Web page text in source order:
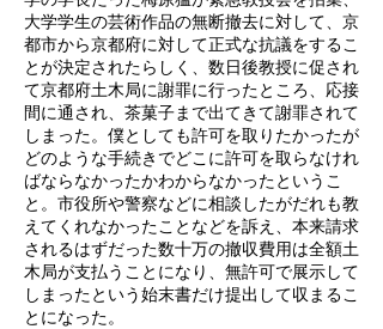
大学学生の芸術作品の無断撤去に対して、京
都市から京都府に対して正式な抗議をするこ
とが決定されたらしく、数日後教授に促され
て京都府土木局に謝罪に行ったところ、応接
間に通され、茶菓子まで出てきて謝罪されて
しまった。僕としても許可を取りたかったが
どのような手続きでどこに許可を取らなけれ
ばならなかったかわからなかったというこ
と。市役所や警察などに相談したがだれも教
えてくれなかったことなどを訴え、本来請求
されるはずだった数十万の撤収費用は全額土
木局が支払うことになり、無許可で展示して
しまったという始末書だけ提出して収まるこ
とになった。